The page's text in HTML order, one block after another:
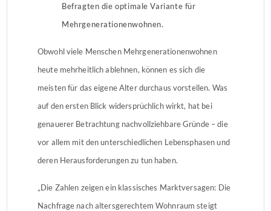
Befragten die optimale Variante für
Mehrgenerationenwohnen.
Obwohl viele Menschen Mehrgenerationenwohnen
heute mehrheitlich ablehnen, können es sich die
meisten für das eigene Alter durchaus vorstellen. Was
auf den ersten Blick widersprüchlich wirkt, hat bei
genauerer Betrachtung nachvollziehbare Gründe – die
vor allem mit den unterschiedlichen Lebensphasen und
deren Herausforderungen zu tun haben.
„Die Zahlen zeigen ein klassisches Marktversagen: Die
Nachfrage nach altersgerechtem Wohnraum steigt